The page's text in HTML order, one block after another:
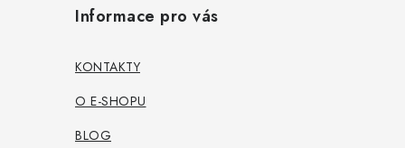
Informace pro vás
KONTAKTY
O E-SHOPU
BLOG